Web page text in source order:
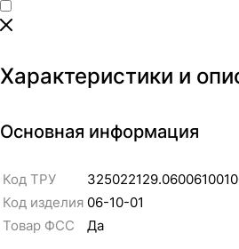
Характеристики и
Основная информация
Код ТРУ
Код изделия 06-10-01
Товар ФСС
Да